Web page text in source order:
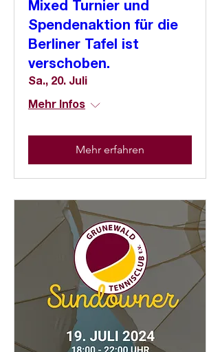
Mixed Turnier und
Spendenaktion für die
Berliner Tafel ist
verschoben.
Sa., 20. Juli
Mehr Infos
Mehr erfahren